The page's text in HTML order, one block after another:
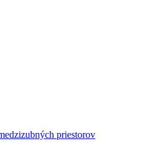
priestorov